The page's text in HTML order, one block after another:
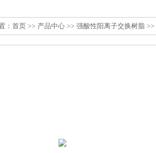
： 首页 >> 产品中心 >> 强酸性阳离子交换树脂 >>